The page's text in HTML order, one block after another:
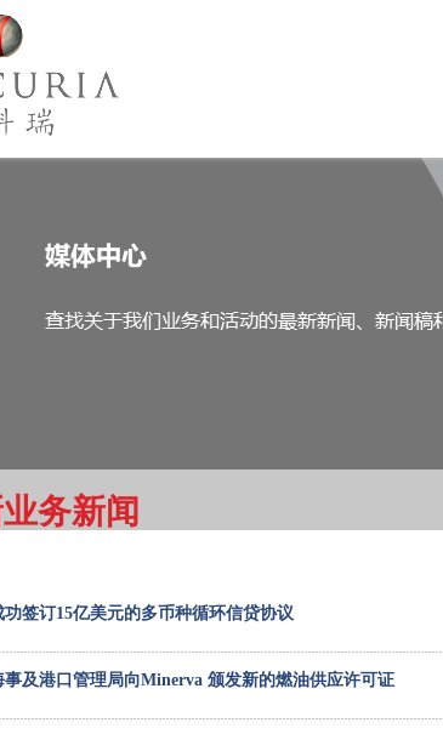
务新闻
功签订15亿美元的多币种循环信贷协议
事及港口管理局向Minerva 颁发新的燃油供应许可证